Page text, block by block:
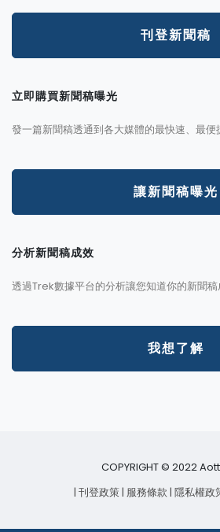
刊登新聞稿
立即購買新聞稿曝光
發一篇新聞稿透通到各大媒體的最快速、最便
讓新聞稿曝光
分析新聞稿成效
透過Trek數據平台的分析讓您知道你的新聞稿
我想了解
COPYRIGHT © 2022
| 刊登政策| 服務條款| 隱私權政